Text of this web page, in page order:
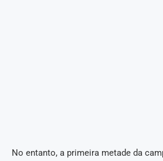
No entanto, a primeira metade da